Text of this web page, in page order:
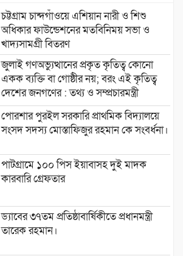
চট্টগ্রাম চান্দগাঁওয়ে এশিয়ান নারী ও শিশু
অধিকার ফাউন্ডেশনের মতবিনিময় সভা ও
খাদ্যসামগ্রী বিতরণ
জুলাই গণঅভ্যুত্থানের প্রকৃত কৃতিত্ব কোনো
একক ব্যক্তি বা গোষ্ঠীর নয়; বরং এই কৃতিত্ব
দেশের জনগণের : তথ্য ও সম্প্রচারমন্ত্রী
পোরশার পুরইল সরকারি প্রাথমিক বিদ্যালয়ে
সংসদ সদস্য মোস্তাফিজুর রহমান কে সংবর্ধনা।
পাটগ্রামে ১০০ পিস ইয়াবাসহ দুই মাদক
কারবারি গ্রেফতার
ড্যাবের ৩৭তম প্রতিষ্ঠাবার্ষিকীতে প্রধানমন্ত্রী
তারেক রহমান।